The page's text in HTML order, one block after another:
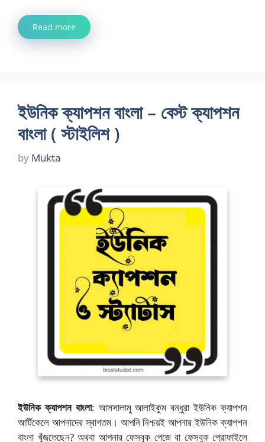
Read more
ইউনিক ক্যাপশন বাংলা – বেস্ট ক্যাপশন
বাংলা ( স্টাইলিশ )
by Mukta
ইউনিক ক্যাপশন বাংলা: আসসালামু আলাইকুম বন্ধুরা ইউনিক ক্যাপশন
আর্টিকেলে আপনাদের স্বাগতম। আপনি নিশ্চয়ই আপনার ইউনিক ক্যাপশন
বাংলা খুঁজতেছেন? অথবা আপনার ফেসবুক পেজে বা ফেসবুক প্রোফাইলে